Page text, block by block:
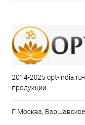
2014-2025 opt-
продукции
Г. Москва,